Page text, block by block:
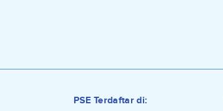
PSE Terdaftar di: